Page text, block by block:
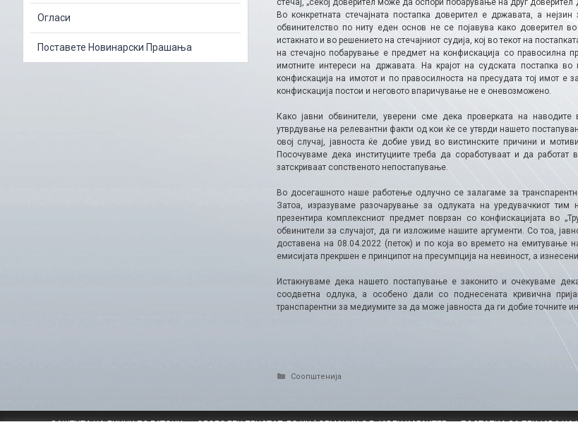
Во конкретната стечајната постапка доверител е државата, а
обвинителство по ниту еден основ не се појавува како доверител
истакнато и во решението на стечајниот судија, кој во текот на
на стечајно побарување е предмет на конфискација со правосилна
имотните интереси на државата. На крајот на судската постапка во
конфискација на имотот и по правосилноста на пресудата тој имот
конфискација постои и неговото впаричување не е оневозможено.
Како јавни обвинители, уверени сме дека проверката на наводите
утврдување на релевантни факти од кои ќе се утврди нашето
овој случај, јавноста ќе добие увид во вистинските причини и
Посочуваме дека институциите треба да соработуваат и да
затскриваат сопственото непостапување.
Во досегашното наше работење одлучно се залагаме за
Затоа, изразуваме разочарување за одлуката на уредувачкиот
презентира комплексниот предмет поврзан со конфискацијата во
обвинители за случајот, да ги изложиме нашите аргументи. Со тоа,
доставена на 08.04.2022 (петок) и по која во времето на емитување
емисијата прекршен е принципот на пресумпција на невиност, а
Истакнуваме дека нашето постапување е законито и очекуваме
соодветна одлука, а особено дали со поднесената кривична
транспарентни за медиумите за да може јавноста да ги добие точните
Categories
Соопштенија
Огласи
Поставете Новинарски Прашања
ЗАШТИТА НА ЛИЧНИ ПОДАТОЦИ СЛОБОДЕН ПРИСТАП ДО ИНФОРМАЦИИ ОД ЈАВЕН КАРАКТЕР ПОСТАПКА ЗА ПРИЈАВА НА